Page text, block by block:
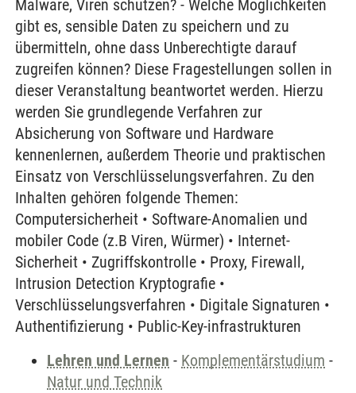
Malware, Viren schützen? - Welche Möglichkeiten
gibt es, sensible Daten zu speichern und zu
übermitteln, ohne dass Unberechtigte darauf
zugreifen können? Diese Fragestellungen sollen in
dieser Veranstaltung beantwortet werden. Hierzu
werden Sie grundlegende Verfahren zur
Absicherung von Software und Hardware
kennenlernen, außerdem Theorie und praktischen
Einsatz von Verschlüsselungsverfahren. Zu den
Inhalten gehören folgende Themen:
Computersicherheit • Software-Anomalien und
mobiler Code (z.B Viren, Würmer) • Internet-
Sicherheit • Zugriffskontrolle • Proxy, Firewall,
Intrusion Detection Kryptografie •
Verschlüsselungsverfahren • Digitale Signaturen •
Authentifizierung • Public-Key-infrastrukturen
Lehren und Lernen - Komplementärstudium -
Natur und Technik